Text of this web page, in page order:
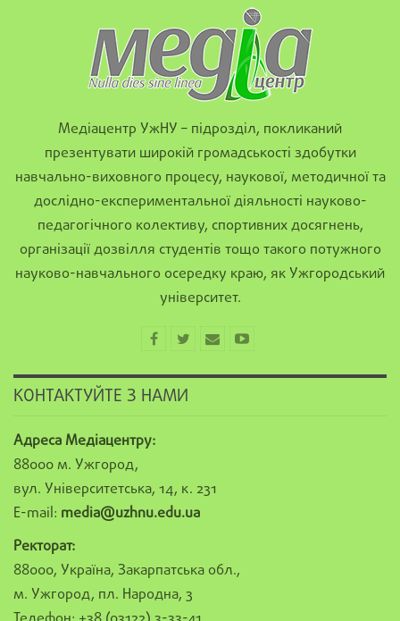
Медіацентр УжНУ – підрозділ, покликаний
презентувати широкій громадськості здобутки
навчально-виховного процесу, наукової, методичної та
дослідно-експериментальної діяльності науково-
педагогічного колективу, спортивних досягнень,
організації дозвілля студентів тощо такого потужного
науково-навчального осередку краю, як Ужгородський
університет.
КОНТАКТУЙТЕ З НАМИ
Адреса Медіацентру:
88000 м. Ужгород,
вул. Університетська, 14, к. 231
E-mail: media@uzhnu.edu.ua
Ректорат:
88000, Україна, Закарпатська обл.,
м. Ужгород, пл. Народна, 3